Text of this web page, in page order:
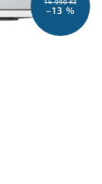
14 990 Kč
–13 %